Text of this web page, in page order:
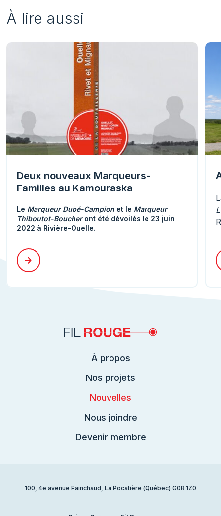
À lire aussi
Deux nouveaux Marqueurs-
Familles au Kamouraska
Le Marqueur Dubé-Campion et le Marqueur
Thiboutot-Boucheront été dévoilés le 23 juin
2022 à Rivière-Ouelle.
À propos
Nos projets
Nouvelles
Nous joindre
Devenir membre
100, 4e avenue Painchaud, La Pocatière (Québec) G0R 1Z0